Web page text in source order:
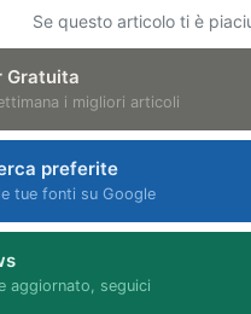
Se questo articolo ti è
Gratuita
i migliori articoli
preferite
tue fonti su Google
aggiornato, seguici